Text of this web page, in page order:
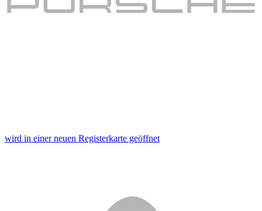
wird in einer neuen Registerkarte geöffnet